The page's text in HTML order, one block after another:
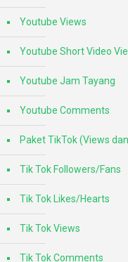
Youtube Views
Youtube Short Video
Youtube Jam Tayang
Youtube Comments
Paket TikTok (Views
Tik Tok Followers/Fans
Tik Tok Likes/Hearts
Tik Tok Views
Tik Tok Comments